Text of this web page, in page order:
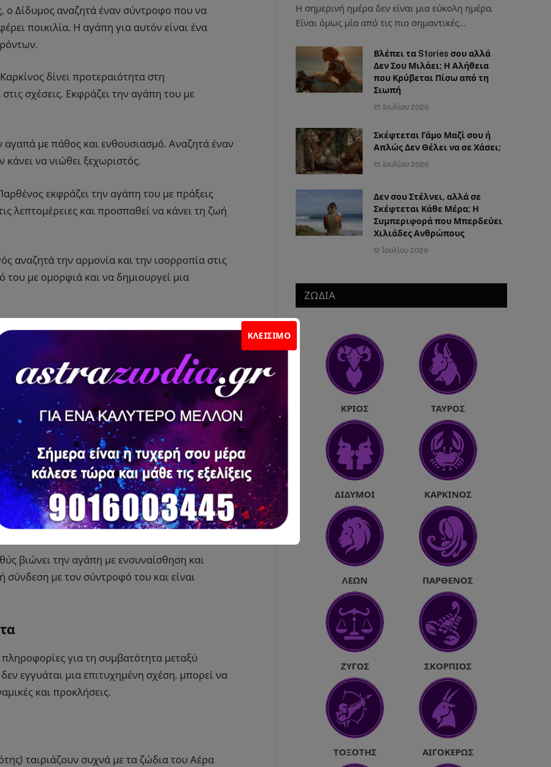
ΚΛΕΊΣΙΜΟ
ο Δίδυμος αναζητά έναν σύντροφο που να
ποικιλία. Η αγάπη για αυτόν είναι ένα
δίνει προτεραιότητα στη
σχέσεις. Εκφράζει την αγάπη του με
αγαπά με πάθος και ενθουσιασμό. Αναζητά έναν
να νιώθει ξεχωριστός.
εκφράζει την αγάπη του με πράξεις
λεπτομέρειες και προσπαθεί να κάνει τη ζωή
αναζητά την αρμονία και την ισορροπία στις
του με ομορφιά και να δημιουργεί μια
βιώνει την αγάπη με πάθος και βάθος.
με τον σύντροφό του.
αναζητά έναν σύντροφο που να
και την περιπέτεια. Η αγάπη για αυτόν είναι
ценит τη σταθερότητα και τη δέσμευση
υποστήριξη και πρακτική βοήθεια.
ценит την πνευματική σύνδεση και την
που να σέβεται την ατομικότητά του και να
βιώνει την αγάπη με ενσυναίσθηση και
σύνδεση με τον σύντροφό του και είναι
για τη συμβατότητα μεταξύ
εγγυάται μια επιτυχημένη σχέση, μπορεί να
και προκλήσεις.
ταιριάζουν συχνά με τα ζώδια του Αέρα
Η σημερινή ημέρα δεν είναι μια εύκολη ημέρα.
Είναι όμως μία από τις πιο σημαντικές…
Βλέπει τα Stories σου αλλά
Δεν Σου Μιλάει; Η Αλήθεια
που Κρύβεται Πίσω από τη
Σιωπή
15 Ιουλίου 2026
Σκέφτεται Γάμο Μαζί σου ή
Απλώς Δεν Θέλει να σε Χάσει;
15 Ιουλίου 2026
Δεν σου Στέλνει, αλλά σε
Σκέφτεται Κάθε Μέρα; Η
Συμπεριφορά που Μπερδεύει
Χιλιάδες Ανθρώπους
12 Ιουλίου 2026
ΖΩΔΙΑ
ΚΡΙΌΣ ΤΑΎΡΟΣ
ΔΊΔΥΜΟΙ ΚΑΡΚΊΝΟΣ
ΛΈΩΝ ΠΑΡΘΈΝΟΣ
ΖΥΓΌΣ ΣΚΟΡΠΙΌΣ
ΤΟΞΌΤΗΣ ΑΙΓΌΚΕΡΩΣ